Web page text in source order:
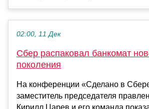
02:00, 11 Дек
Сбер распаковал банкомат
поколения
На конференции «Сделано в
заместитель председателя